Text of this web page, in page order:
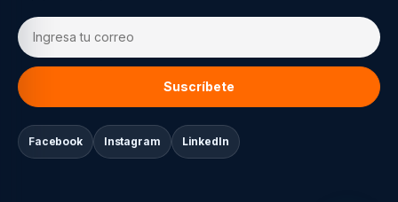
Suscríbete
Facebook Instagram LinkedIn